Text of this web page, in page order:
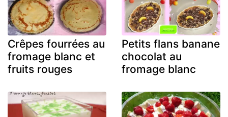
Crêpes fourrées au
fromage blanc et
fruits rouges
Petits flans banane
chocolat au
fromage blanc